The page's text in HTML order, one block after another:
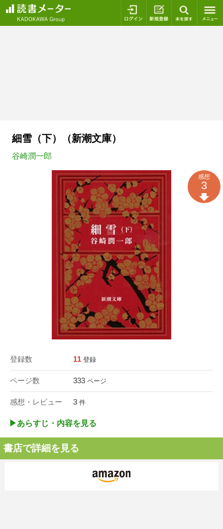
ログイン 新規登録
細雪（下）（新潮文庫）
谷崎潤一郎
登録数 11 登録
ページ数 333 ページ
感想・レビュー 3 件
感想
3
▶︎あらすじ・内容を見る
書店で詳細を見る